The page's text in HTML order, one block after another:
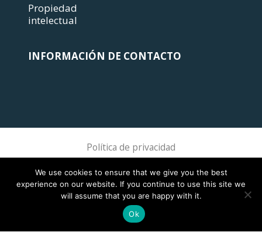
Propiedad
intelectual
INFORMACIÓN DE CONTACTO
Política de privacidad
We use cookies to ensure that we give you the best
experience on our website. If you continue to use this site we
will assume that you are happy with it.
Ok